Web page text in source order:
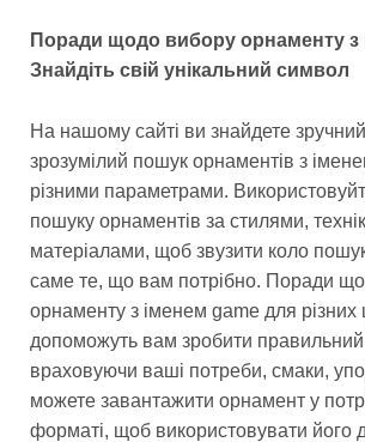
Поради щодо вибору орнаменту з
Знайдіть свій унікальний символ
На нашому сайті ви знайдете зручний
зрозумілий пошук орнаментів з
різними параметрами.
пошуку орнаментів за стилями,
матеріалами, щоб звузити коло
саме те, що вам потрібно. Поради
орнаменту з іменем game для різних
допоможуть вам зробити правильний
враховуючи ваші потреби, смаки,
можете завантажити орнамент у
форматі, щоб використовувати його